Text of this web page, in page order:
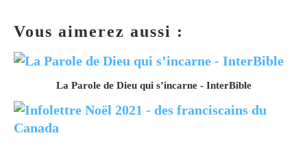
Vous aimerez aussi :
La Parole de Dieu qui s’incarne - InterBible